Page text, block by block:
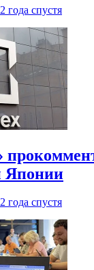
2 года спустя
Японии
2 года спустя